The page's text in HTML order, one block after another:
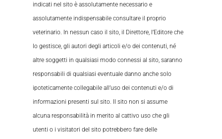
indicati nel sito è assolutamente necessario e
assolutamente indispensabile consultare il proprio
veterinario. In nessun caso il sito, il Direttore, l’Editore che
lo gestisce, gli autori degli articoli e/o dei contenuti, né
altre soggetti in qualsiasi modo connessi al sito, saranno
responsabili di qualsiasi eventuale danno anche solo
ipoteticamente collegabile all’uso dei contenuti e/o di
informazioni presenti sul sito. Il sito non si assume
alcuna responsabilità in merito al cattivo uso che gli
utenti o i visitatori del sito potrebbero fare delle